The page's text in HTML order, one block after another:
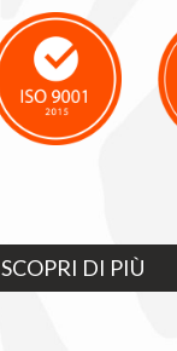
SCOPRI DI PIÙ